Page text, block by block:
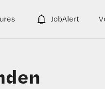
JobAlert